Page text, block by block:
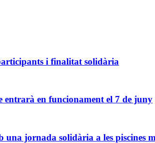
i finalitat solidària
entrarà en funcionament el 7 de juny
una jornada solidària a les piscines